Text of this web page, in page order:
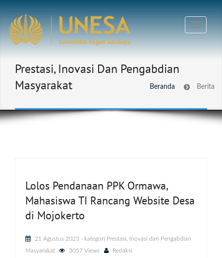
Prestasi, Inovasi Dan Pengabdian
Masyarakat
Beranda Berita
Lolos Pendanaan PPK Ormawa,
Mahasiswa TI Rancang Website Desa
di Mojokerto
21 Agustus 2023 - kategori Prestasi, Inovasi dan Pengabdian
Masyarakat
3057 Views Redaksi